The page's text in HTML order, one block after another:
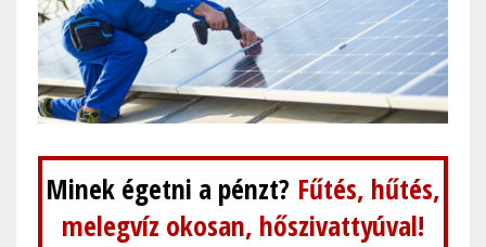
Minek égetni a pénzt? Fűtés, hűtés,
melegvíz okosan, hőszivattyúval!